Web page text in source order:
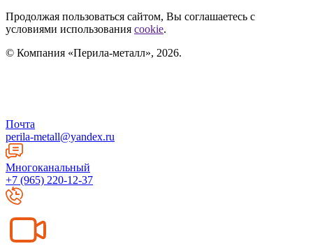
Продолжая пользоваться сайтом, Вы соглашаетесь с
условиями использования cookie.
© Компания «Перила-металл», 2026.
Почта
perila-metall@yandex.ru
Многоканальный
+7 (965) 220-12-37